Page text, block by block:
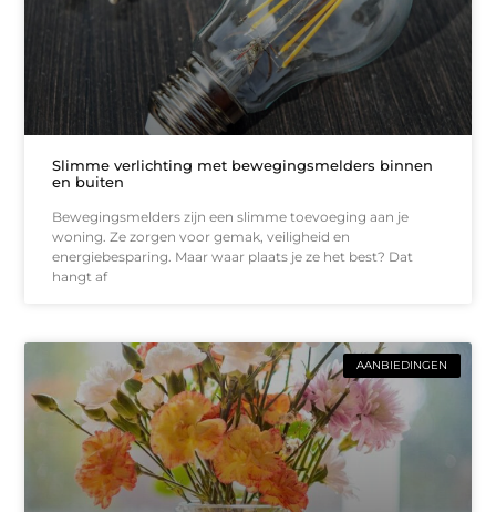
Slimme verlichting met bewegingsmelders binnen
en buiten
Bewegingsmelders zijn een slimme toevoeging aan je
woning. Ze zorgen voor gemak, veiligheid en
energiebesparing. Maar waar plaats je ze het best? Dat
hangt af
AANBIEDINGEN